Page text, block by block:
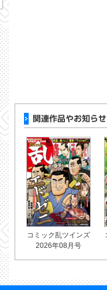
コミック乱ツインズ
2026年08月号